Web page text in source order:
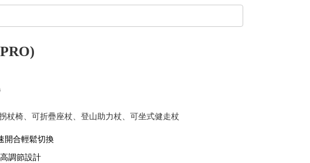
杖椅、可折疊座杖、登山助力杖、可坐式健走杖
開合輕鬆切換
調節設計